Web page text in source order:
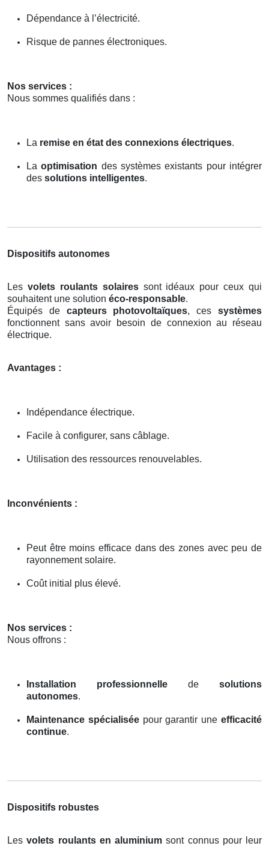
Dépendance à l’électricité.
Risque de pannes électroniques.
Nos services :
Nous sommes qualifiés dans :
La remise en état des connexions électriques.
Laoptimisation des systèmes existants pour intégrer
des solutions intelligentes.
Dispositifs autonomes
Les volets roulants solairessont idéaux pour ceux qui
souhaitent une solution éco-responsable.
Équipés de capteurs photovoltaïques, cessystèmes
fonctionnent sans avoir besoin de connexion au réseau
électrique.
Avantages :
Indépendance électrique.
Facile à configurer, sans câblage.
Utilisation des ressources renouvelables.
Inconvénients :
Peut être moins efficace dans des zones avec peu de
rayonnement solaire.
Coût initial plus élevé.
Nos services :
Nous offrons :
Installation professionnelle de solutions
autonomes.
Maintenance spécialiséepour garantir uneefficacité
continue.
Dispositifs robustes
Lesvolets roulants en aluminium sont connus pour leur